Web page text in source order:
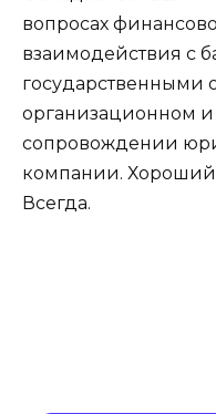
вопросах
взаимодействия с
государственными
организационном
сопровождении
компании.
Всегда.